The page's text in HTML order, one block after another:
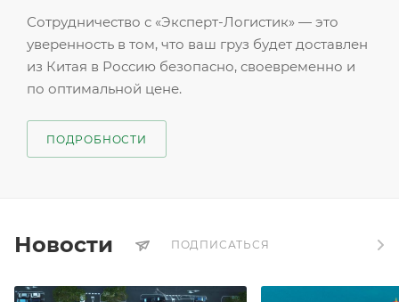
Сотрудничество с «Эксперт-Логистик» — это
уверенность в том, что ваш груз будет доставлен
из Китая в Россию безопасно, своевременно и
по оптимальной цене.
ПОДРОБНОСТИ
Новости ПОДПИСАТЬСЯ